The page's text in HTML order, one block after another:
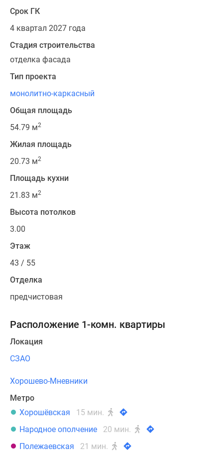
Срок ГК
4 квартал 2027 года
Стадия строительства
отделка фасада
Тип проекта
монолитно-каркасный
Общая площадь
54.79 м2
Жилая площадь
20.73 м2
Площадь кухни
21.83 м2
Высота потолков
3.00
Этаж
43 / 55
Отделка
предчистовая
Расположение 1-комн. квартиры
Локация
СЗАО
Хорошево-Мневники
Метро
Хорошёвская
15 мин.
Народное ополчение
20 мин.
Полежаевская
21 мин.